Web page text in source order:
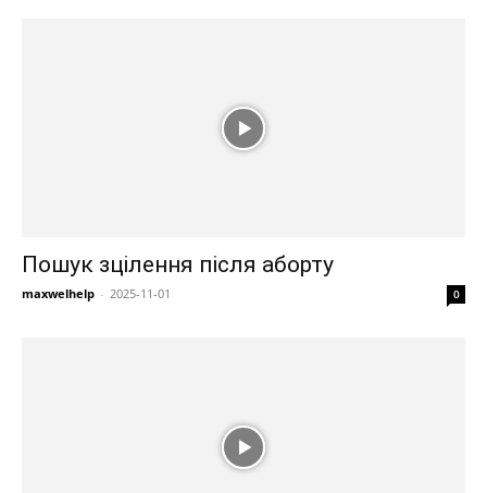
Пошук зцілення після аборту
maxwelhelp - 2025-11-01 0